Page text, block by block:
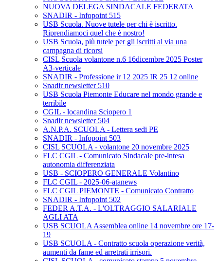
NUOVA DELEGA SINDACALE FEDERATA
SNADIR - Infopoint 515
USB Scuola. Nuove tutele per chi è iscritto.
Riprendiamoci quel che è nostro!
USB Scuola, più tutele per gli iscritti al via una
campagna di ricorsi
CISL Scuola volantone n.6 16dicembre 2025 Poster
A3-verticale
SNADIR - Professione ir 12 2025 IR 25 12 online
Snadir newsletter 510
USB Scuola Piemonte Educare nel mondo grande e
terribile
CGIL - locandina Sciopero 1
Snadir newsletter 504
A.N.P.A. SCUOLA - Lettera sedi PE
SNADIR - Infopoint 503
CISL SCUOLA - volantone 20 novembre 2025
FLC CGIL - Comunicato Sindacale pre-intesa
autonomia differenziata
USB - SCIOPERO GENERALE Volantino
FLC CGIL - 2025-06-atanews
FLC CGIL PIEMONTE - Comunicato Contratto
SNADIR - Infopoint 502
FEDER A.T.A. - L'OLTRAGGIO SALARIALE
AGLI ATA
USB SCUOLA Assemblea online 14 novembre ore 17-
19
USB SCUOLA - Contratto scuola operazione verità,
aumenti da fame ed arretrati irrisori.